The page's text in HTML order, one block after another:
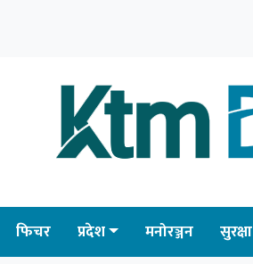
फिचर प्रदेश मनोरञ्जन सुरक्षा